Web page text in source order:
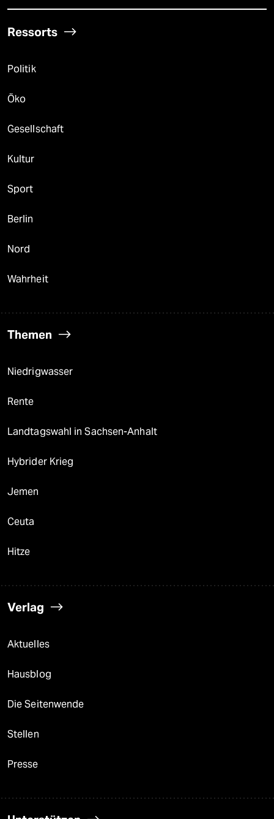
Ressorts
Politik
Öko
Gesellschaft
Kultur
Sport
Berlin
Nord
Wahrheit
Themen
Niedrigwasser
Rente
Landtagswahl in Sachsen-Anhalt
Hybrider Krieg
Jemen
Ceuta
Hitze
Verlag
Aktuelles
Hausblog
Die Seitenwende
Stellen
Presse